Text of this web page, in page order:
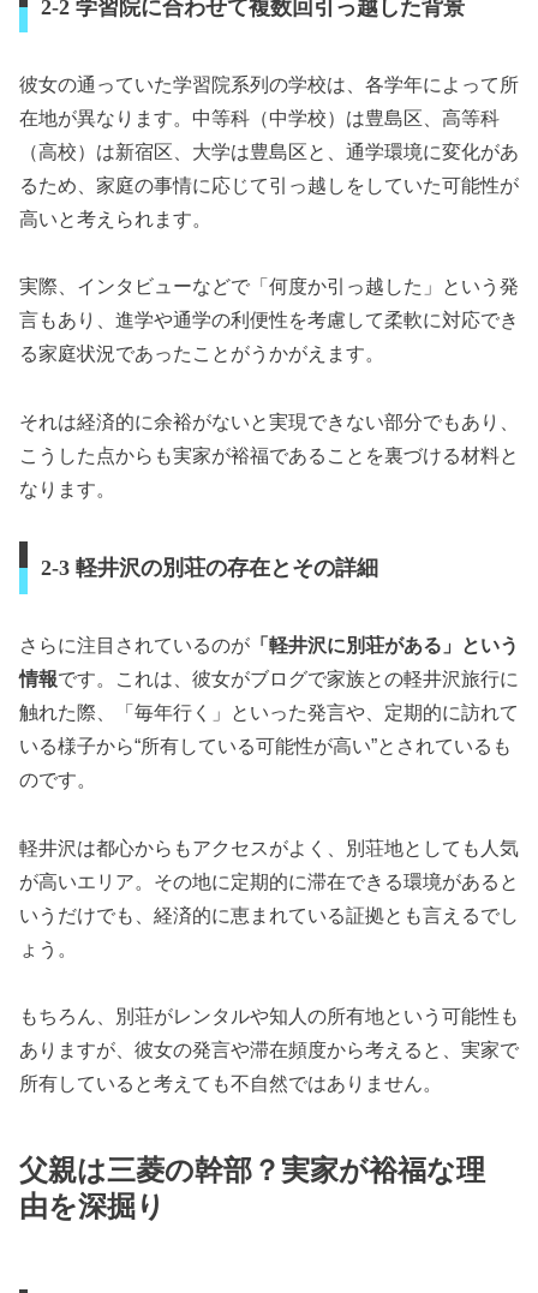
2-2 学習院に合わせて複数回引っ越した背景
彼女の通っていた学習院系列の学校は、各学年によって所
在地が異なります。中等科（中学校）は豊島区、高等科
（高校）は新宿区、大学は豊島区と、通学環境に変化があ
るため、家庭の事情に応じて引っ越しをしていた可能性が
高いと考えられます。
実際、インタビューなどで「何度か引っ越した」という発
言もあり、進学や通学の利便性を考慮して柔軟に対応でき
る家庭状況であったことがうかがえます。
それは経済的に余裕がないと実現できない部分でもあり、
こうした点からも実家が裕福であることを裏づける材料と
なります。
2-3 軽井沢の別荘の存在とその詳細
さらに注目されているのが 「軽井沢に別荘がある」という
情報です。これは、彼女がブログで家族との軽井沢旅行に
触れた際、「毎年行く」といった発言や、定期的に訪れて
いる様子から“所有している可能性が高い”とされているも
のです。
軽井沢は都心からもアクセスがよく、別荘地としても人気
が高いエリア。その地に定期的に滞在できる環境があると
いうだけでも、経済的に恵まれている証拠とも言えるでし
ょう。
もちろん、別荘がレンタルや知人の所有地という可能性も
ありますが、彼女の発言や滞在頻度から考えると、実家で
所有していると考えても不自然ではありません。
父親は三菱の幹部？実家が裕福な理
由を深掘り